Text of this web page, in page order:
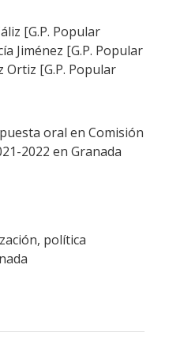
[G.P. Popular
Jiménez [G.P. Popular
Ortiz [G.P. Popular
oral en Comisión
2022 en Granada
política